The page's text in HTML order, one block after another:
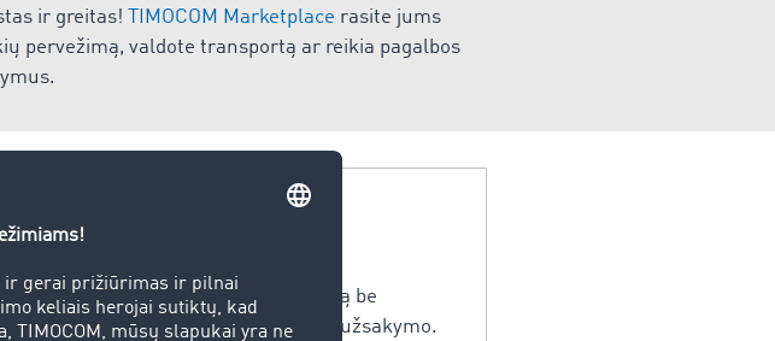
ir greitas! TIMOCOM Marketplace rasite jums
pervežimą, valdote transportą ar reikia pagalbos
turi vykti į kitą pakrovimo vietą be
nėra gauta tinkamo transporto užsakymo.